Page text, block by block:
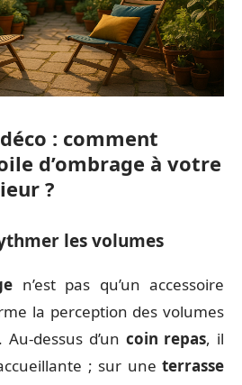
: comment
d’ombrage à votre
?
les volumes
n’est pas qu’un accessoire
la perception des volumes
dessus d’un coin repas, il
; sur une terrasse